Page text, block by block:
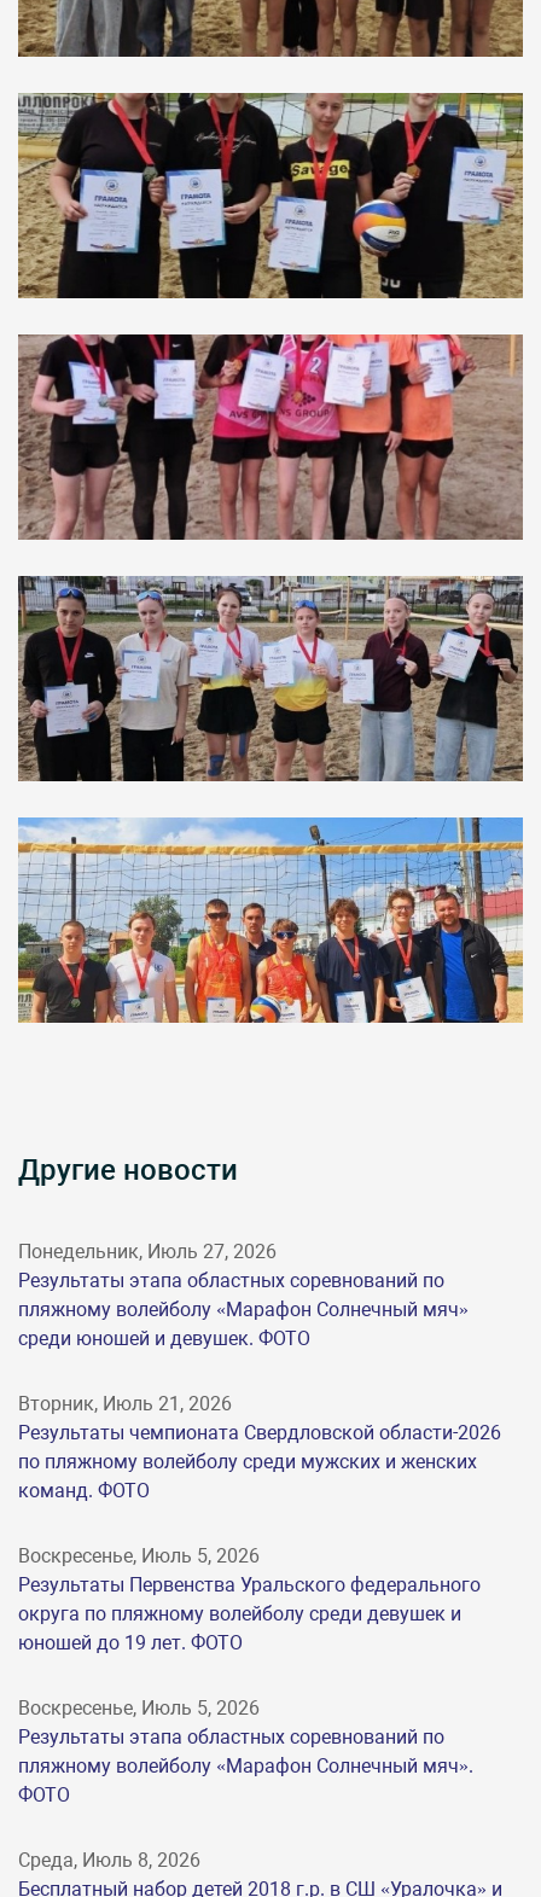
Другие новости
Понедельник, Июль 27, 2026
Результаты этапа областных соревнований по
пляжному волейболу «Марафон Солнечный мяч»
среди юношей и девушек. ФОТО
Вторник, Июль 21, 2026
Результаты чемпионата Свердловской области-2026
по пляжному волейболу среди мужских и женских
команд. ФОТО
Воскресенье, Июль 5, 2026
Результаты Первенства Уральского федерального
округа по пляжному волейболу среди девушек и
юношей до 19 лет. ФОТО
Воскресенье, Июль 5, 2026
Результаты этапа областных соревнований по
пляжному волейболу «Марафон Солнечный мяч».
ФОТО
Среда, Июль 8, 2026
Бесплатный набор детей 2018 г.р. в СШ «Уралочка» и